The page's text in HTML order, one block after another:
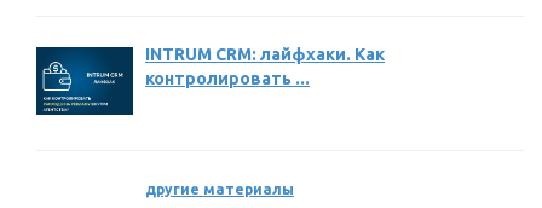
INTRUM CRM: лайфхаки. Как
контролировать ...
другие материалы